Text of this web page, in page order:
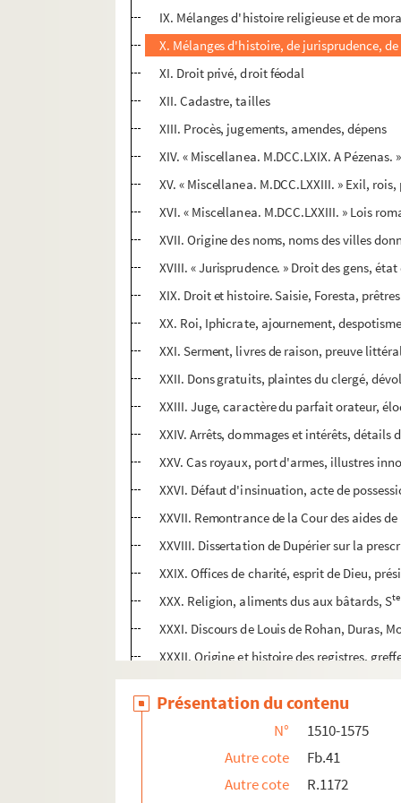
IX. Mélanges d'histoire religieuse et de
X. Mélanges d'histoire, de jurisprudence,
XI. Droit privé, droit féodal
XII. Cadastre, tailles
XIII. Procès, jugements, amendes, dépens
XIV. « Miscellanea. M.DCC.LXIX. A
XV. « Miscellanea. M.DCC.LXXIII. » Exil,
XVI. « Miscellanea. M.DCC.LXXIII. » Lois
XVII. Origine des noms, noms des villes
XVIII. « Jurisprudence. » Droit des gens,
XIX. Droit et histoire. Saisie, Foresta,
XX. Roi, Iphicrate, ajournement,
XXI. Serment, livres de raison, preuve
XXII. Dons gratuits, plaintes du clergé,
XXIII. Juge, caractère du parfait orateur,
XXIV. Arrêts, dommages et intérêts,
XXV. Cas royaux, port d'armes, illustres
XXVI. Défaut d'insinuation, acte de
XXVII. Remontrance de la Cour des aides
XXVIII. Dissertation de Dupérier sur la
XXIX. Offices de charité, esprit de Dieu,
XXX. Religion, aliments dus aux bâtards, Ste
XXXI. Discours de Louis de Rohan,
XXXII. Origine et histoire des registres,
XXXIII. Procès-verbal de saisie, lettre de
XXXIV. Passion, monde, parole de Dieu,
XXXV. Partage sous seing privé,
XXXVI. Remontrances des parlements de
XXXVII. Prêtres de Bacchus, pauvres,
Présentation du contenu
N°
1510-1575
Autre cote
Fb.41
Autre cote
R.1172